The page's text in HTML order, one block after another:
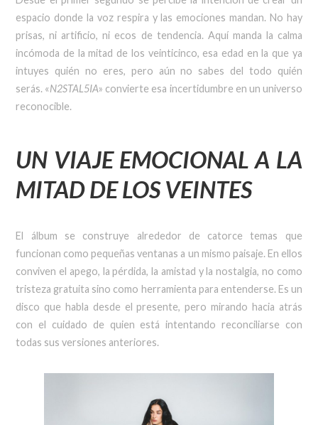
espacio donde la voz respira y las emociones mandan. No hay
prisas, ni artificio, ni ecos de tendencia. Aquí manda la calma
incómoda de la mitad de los veinticinco, esa edad en la que ya
intuyes quién no eres, pero aún no sabes del todo quién
serás. «N2STAL5IA» convierte esa incertidumbre en un universo
reconocible.
UN VIAJE EMOCIONAL A LA
MITAD DE LOS VEINTES
El álbum se construye alrededor de catorce temas que
funcionan como pequeñas ventanas a un mismo paisaje. En ellos
conviven el apego, la pérdida, la amistad y la nostalgia, no como
tristeza gratuita sino como herramienta para entenderse. Es un
disco que habla desde el presente, pero mirando hacia atrás
con el cuidado de quien está intentando reconciliarse con
todas sus versiones anteriores.